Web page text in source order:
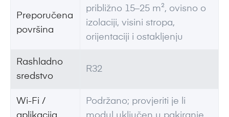
Preporučena
površina
približno 15–25 m², ovisno o
izolaciji, visini stropa,
orijentaciji i ostakljenju
Rashladno
sredstvo
R32
Wi-Fi /
Podržano; provjeriti je li